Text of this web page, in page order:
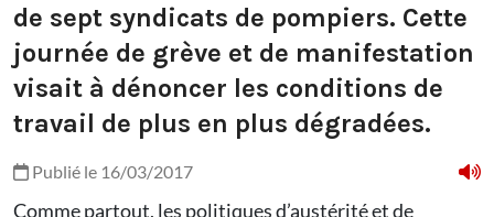
de sept syndicats de pompiers. Cette
journée de grève et de manifestation
visait à dénoncer les conditions de
travail de plus en plus dégradées.
Publié le 16/03/2017
Comme partout, les politiques d’austérité et de